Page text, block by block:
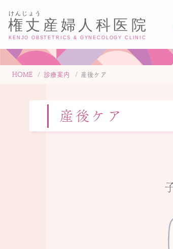
HOME 診療案内 産後ケア
産後ケア